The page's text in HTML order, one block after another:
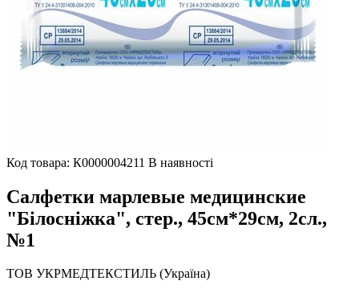
Код товара: К0000004211 В наявності
Салфетки марлевые медицинские
"Білосніжка", стер., 45см*29см, 2сл.,
№1
ТОВ УКРМЕДТЕКСТИЛЬ (Україна)